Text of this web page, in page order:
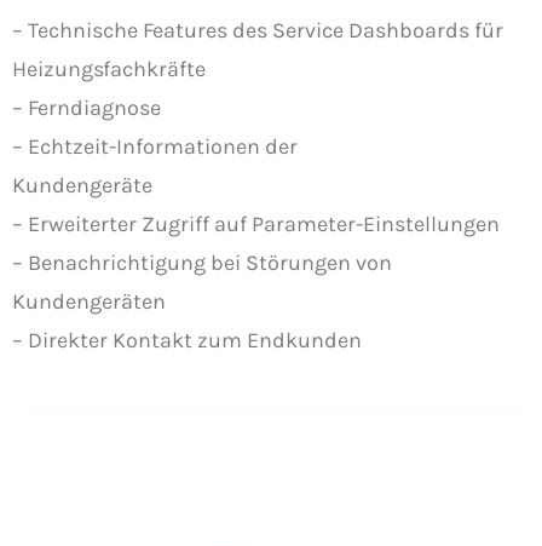
– Technische Features des Service Dashboards für
Heizungsfachkräfte
– Ferndiagnose
– Echtzeit-Informationen der
Kundengeräte
– Erweiterter Zugriff auf Parameter-Einstellungen
– Benachrichtigung bei Störungen von
Kundengeräten
– Direkter Kontakt zum Endkunden